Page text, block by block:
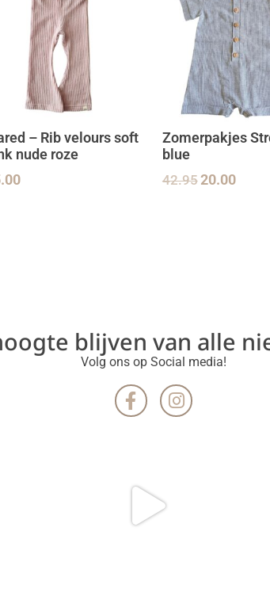
– Rib velours soft
nude roze
Zomerpakjes
blue
42.9520.00
blijven van alle
Volg ons op Social media!